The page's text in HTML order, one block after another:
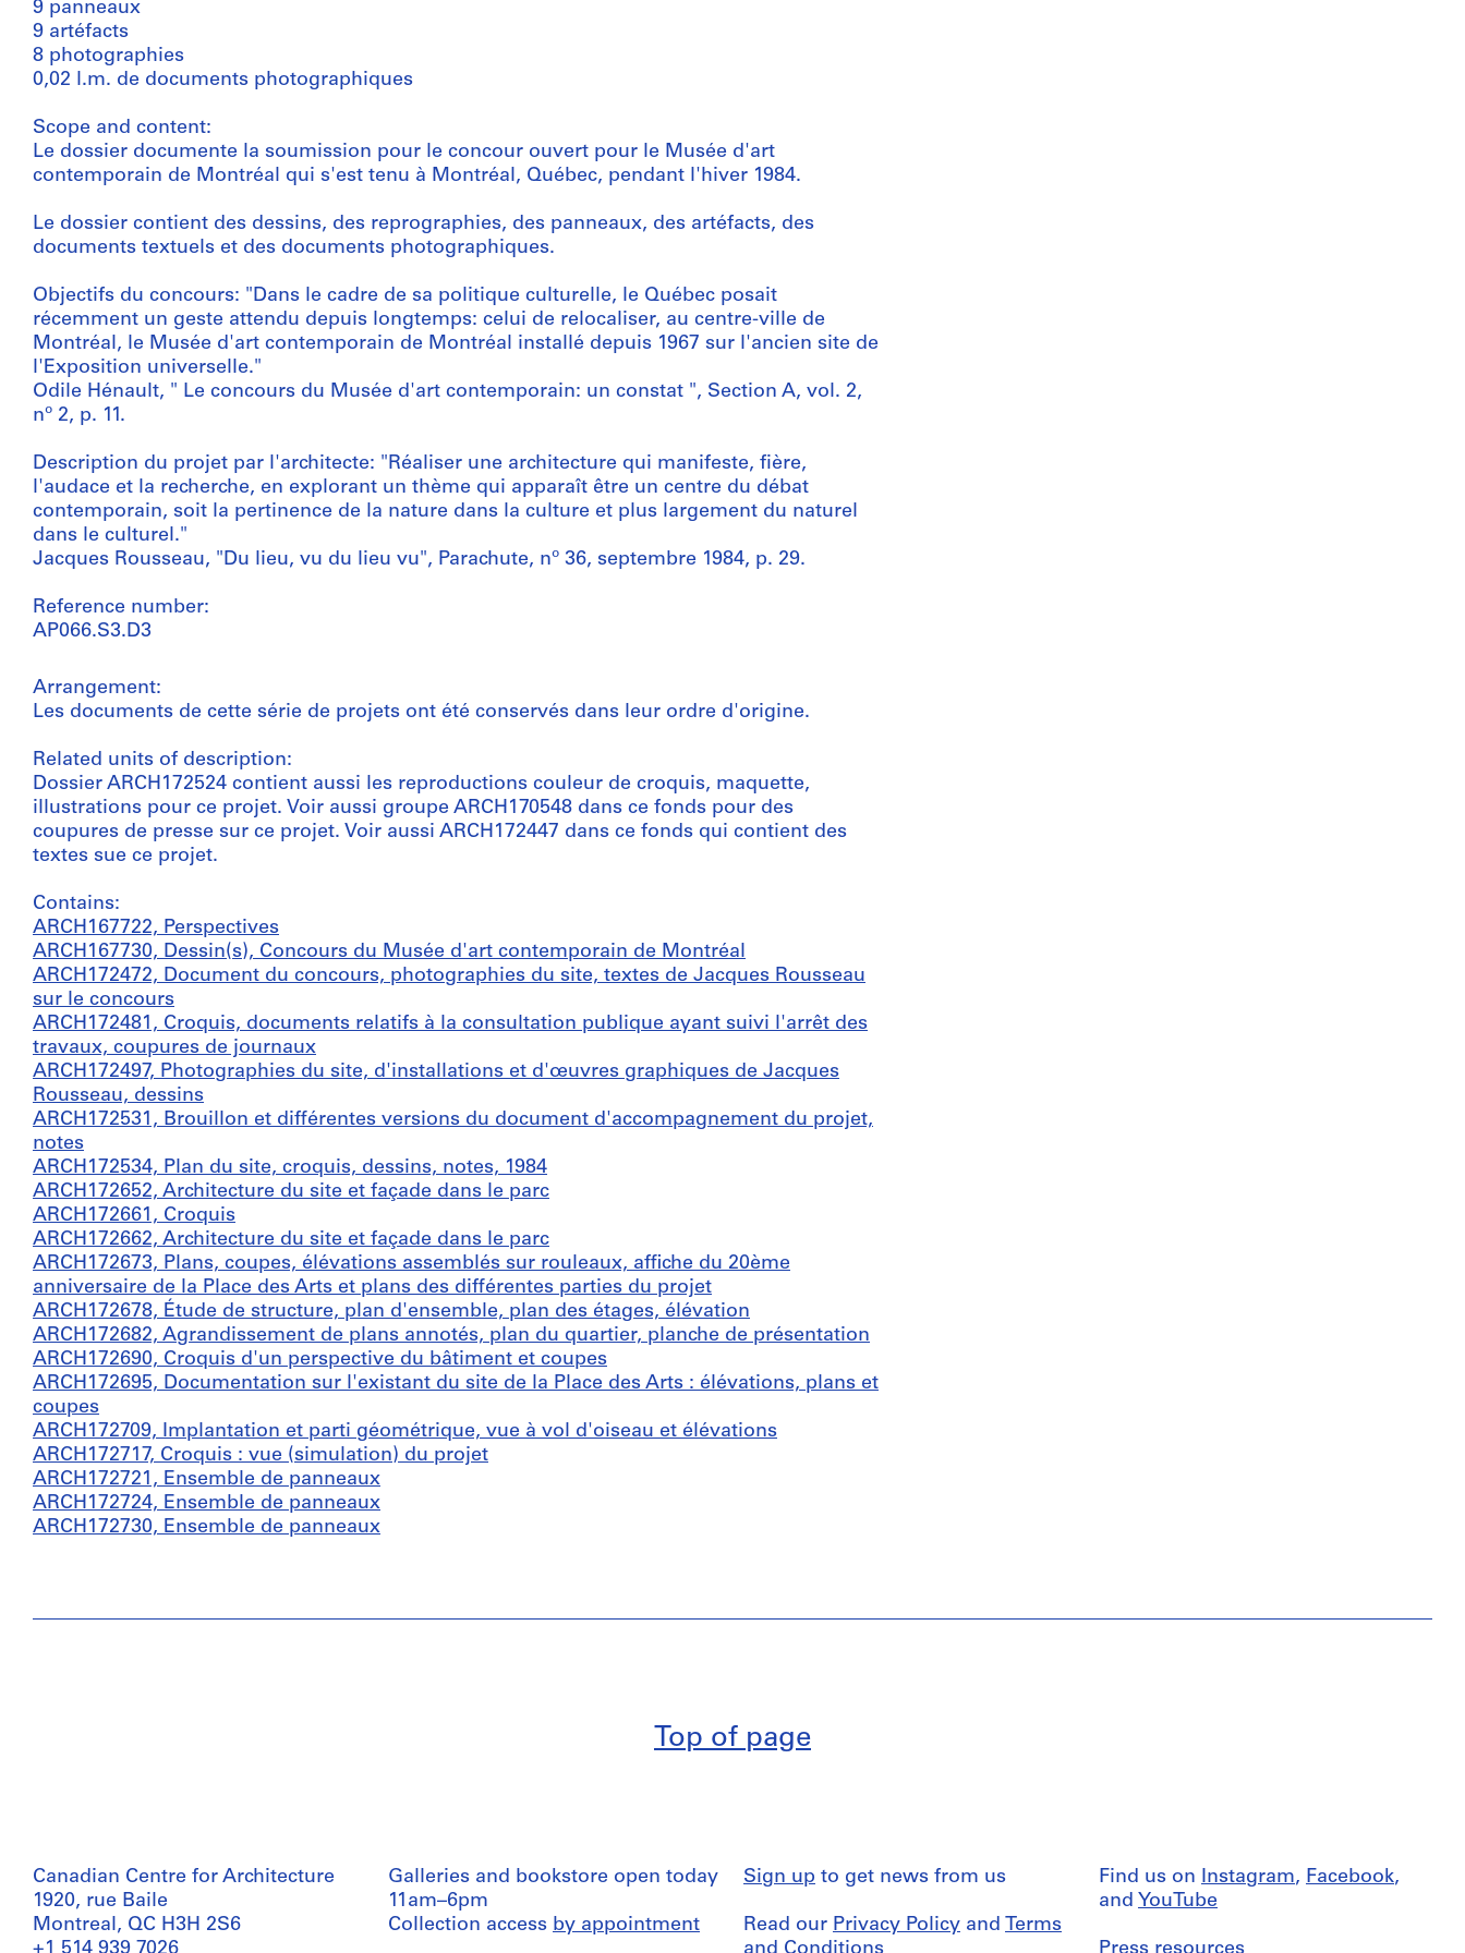
9 panneaux
9 artéfacts
8 photographies
0,02 l.m. de documents photographiques
Scope and content:
Le dossier documente la soumission pour le concour ouvert pour le Musée d'art
contemporain de Montréal qui s'est tenu à Montréal, Québec, pendant l'hiver 1984.
Le dossier contient des dessins, des reprographies, des panneaux, des artéfacts, des
documents textuels et des documents photographiques.
Objectifs du concours: "Dans le cadre de sa politique culturelle, le Québec posait
récemment un geste attendu depuis longtemps: celui de relocaliser, au centre-ville de
Montréal, le Musée d'art contemporain de Montréal installé depuis 1967 sur l'ancien site de
l'Exposition universelle."
Odile Hénault, " Le concours du Musée d'art contemporain: un constat ", Section A, vol. 2,
nº 2, p. 11.
Description du projet par l'architecte: "Réaliser une architecture qui manifeste, fière,
l'audace et la recherche, en explorant un thème qui apparaît être un centre du débat
contemporain, soit la pertinence de la nature dans la culture et plus largement du naturel
dans le culturel."
Jacques Rousseau, "Du lieu, vu du lieu vu", Parachute, nº 36, septembre 1984, p. 29.
Reference number:
AP066.S3.D3
Arrangement:
Les documents de cette série de projets ont été conservés dans leur ordre d'origine.
Related units of description:
Dossier ARCH172524 contient aussi les reproductions couleur de croquis, maquette,
illustrations pour ce projet. Voir aussi groupe ARCH170548 dans ce fonds pour des
coupures de presse sur ce projet. Voir aussi ARCH172447 dans ce fonds qui contient des
textes sue ce projet.
Contains:
ARCH167722, Perspectives
ARCH167730, Dessin(s), Concours du Musée d'art contemporain de Montréal
ARCH172472, Document du concours, photographies du site, textes de Jacques Rousseau
sur le concours
ARCH172481, Croquis, documents relatifs à la consultation publique ayant suivi l'arrêt des
travaux, coupures de journaux
ARCH172497, Photographies du site, d'installations et d'œuvres graphiques de Jacques
Rousseau, dessins
ARCH172531, Brouillon et différentes versions du document d'accompagnement du projet,
notes
ARCH172534, Plan du site, croquis, dessins, notes, 1984
ARCH172652, Architecture du site et façade dans le parc
ARCH172661, Croquis
ARCH172662, Architecture du site et façade dans le parc
ARCH172673, Plans, coupes, élévations assemblés sur rouleaux, affiche du 20ème
anniversaire de la Place des Arts et plans des différentes parties du projet
ARCH172678, Étude de structure, plan d'ensemble, plan des étages, élévation
ARCH172682, Agrandissement de plans annotés, plan du quartier, planche de présentation
ARCH172690, Croquis d'un perspective du bâtiment et coupes
ARCH172695, Documentation sur l'existant du site de la Place des Arts : élévations, plans et
coupes
ARCH172709, Implantation et parti géométrique, vue à vol d'oiseau et élévations
ARCH172717, Croquis : vue (simulation) du projet
ARCH172721, Ensemble de panneaux
ARCH172724, Ensemble de panneaux
ARCH172730, Ensemble de panneaux
Top of page
Canadian Centre for Architecture
1920, rue Baile
Montreal, QC H3H 2S6
Galleries and bookstore open today
11am–6pm
Collection access by appointment
Sign up to get news from us
Read our Privacy Policy and Terms
Find us on Instagram, Facebook,
and YouTube